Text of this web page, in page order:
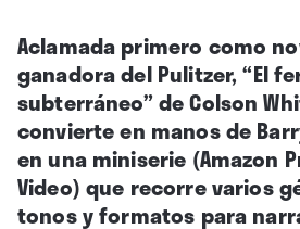
Aclamada primero como
ganadora del Pulitzer,“El
subterráneo”de Colson
convierte en manos de
en una miniserie (Amazon
Video) que recorre varios
tonos y formatos para